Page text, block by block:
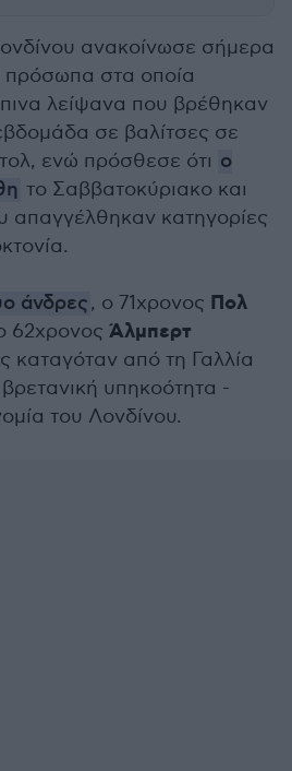
ανακοίνωσε σήμερα
πρόσωπα στα οποία
λείψανα που βρέθηκαν
σε βαλίτσες σε
ενώ πρόσθεσε ότι ο
το Σαββατοκύριακο και
απαγγέλθηκαν κατηγορίες
άνδρες, ο 71χρονος Πολ
62χρονος Άλμπερτ
καταγόταν από τη Γαλλία
υπηκοότητα -
του Λονδίνου.